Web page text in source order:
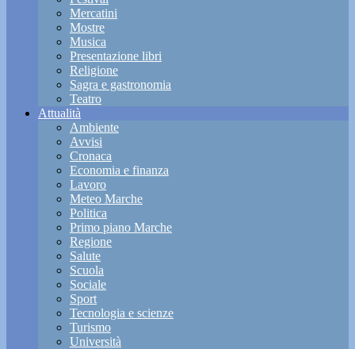
Mercatini
Mostre
Musica
Presentazione libri
Religione
Sagra e gastronomia
Teatro
Attualità
Ambiente
Avvisi
Cronaca
Economia e finanza
Lavoro
Meteo Marche
Politica
Primo piano Marche
Regione
Salute
Scuola
Sociale
Sport
Tecnologia e scienze
Turismo
Università